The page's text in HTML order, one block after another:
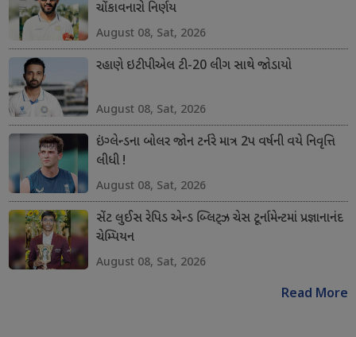
ચોંકાવનારો નિર્ણય
August 08, Sat, 2026
રહાણે ઇટીપીએલ ટી-20 લીગ સાથે જોડાયો
August 08, Sat, 2026
ઇંગ્લેન્ડના બોલર જોન ટર્નરે માત્ર 2પ વર્ષની વયે નિવૃત્તિ
લીધી !
August 08, Sat, 2026
સેંટ લુઈસ રેપિડ એન્ડ બ્લિટ્ઝ ચેસ ટૂર્નામેન્ટમાં પ્રજ્ઞાનાનંદ
ચેમ્પિયન
August 08, Sat, 2026
Read More